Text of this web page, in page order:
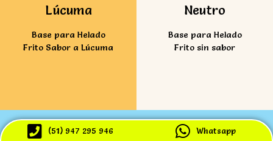
Lúcuma
Base para Helado
Frito Sabor a Lúcuma
Neutro
Base para Helado
Frito sin sabor
(51) 947 295 946 Whatsapp